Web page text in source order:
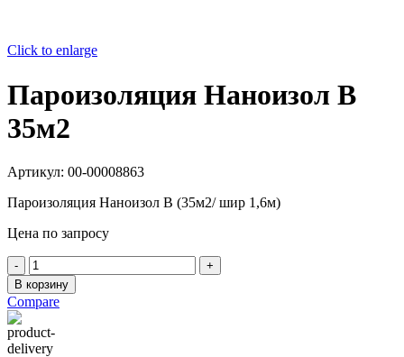
Click to enlarge
Пароизоляция Наноизол В
35м2
Артикул: 00-00008863
Пароизоляция Наноизол В (35м2/ шир 1,6м)
Цена по запросу
Количество
товара
Пароизоляция
Наноизол
В
35м2
В корзину
Compare